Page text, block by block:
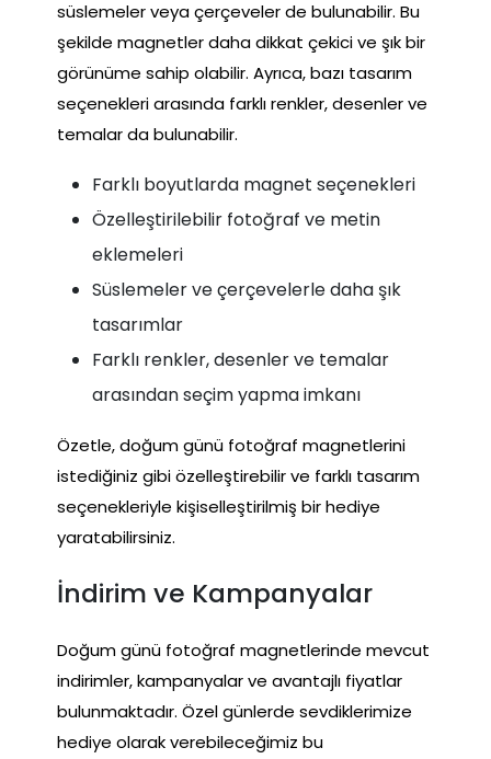
süslemeler veya çerçeveler de bulunabilir. Bu
şekilde magnetler daha dikkat çekici ve şık bir
görünüme sahip olabilir. Ayrıca, bazı tasarım
seçenekleri arasında farklı renkler, desenler ve
temalar da bulunabilir.
Farklı boyutlarda magnet seçenekleri
Özelleştirilebilir fotoğraf ve metin
eklemeleri
Süslemeler ve çerçevelerle daha şık
tasarımlar
Farklı renkler, desenler ve temalar
arasından seçim yapma imkanı
Özetle, doğum günü fotoğraf magnetlerini
istediğiniz gibi özelleştirebilir ve farklı tasarım
seçenekleriyle kişiselleştirilmiş bir hediye
yaratabilirsiniz.
İndirim ve Kampanyalar
Doğum günü fotoğraf magnetlerinde mevcut
indirimler, kampanyalar ve avantajlı fiyatlar
bulunmaktadır. Özel günlerde sevdiklerimize
hediye olarak verebileceğimiz bu